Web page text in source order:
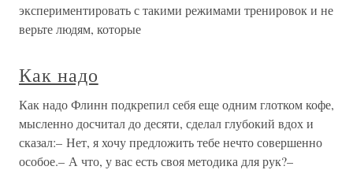
экспериментировать с такими режимами тренировок и не
верьте людям, которые
Как надо
Как надо Флинн подкрепил себя еще одним глотком кофе,
мысленно досчитал до десяти, сделал глубокий вдох и
сказал:– Нет, я хочу предложить тебе нечто совершенно
особое.– А что, у вас есть своя методика для рук?–